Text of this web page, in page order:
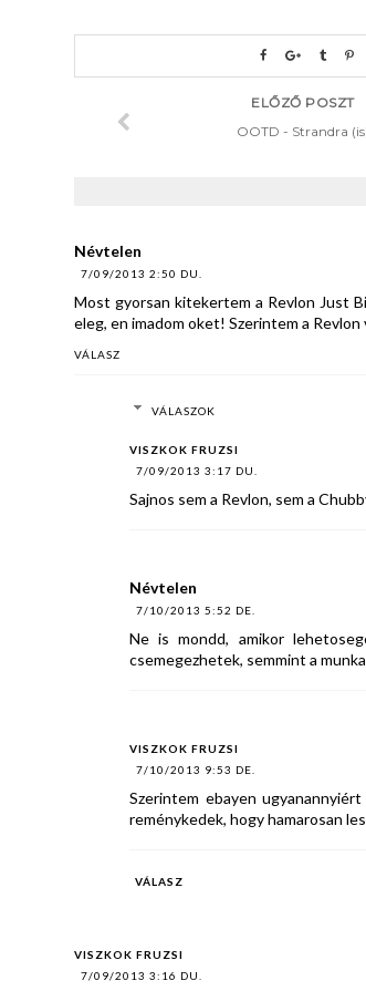
ELŐZŐ POSZT
OOTD - Strandra
Névtelen
7/09/2013 2:50 DU.
Most gyorsan kitekertem a Revlon Just
eleg, en imadom oket! Szerintem a
VÁLASZ
VÁLASZOK
VISZKOK FRUZSI
7/09/2013 3:17 DU.
Sajnos sem a Revlon, sem a
Névtelen
7/10/2013 5:52 DE.
Ne is mondd, amikor
csemegezhetek, semmint a
VISZKOK FRUZSI
7/10/2013 9:53 DE.
Szerintem ebayen
reménykedek, hogy hamarosan
VÁLASZ
VISZKOK FRUZSI
7/09/2013 3:16 DU.